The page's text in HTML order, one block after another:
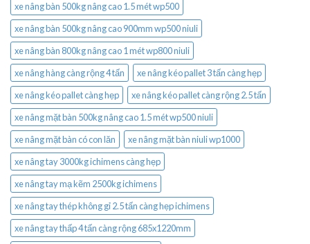
xe nâng bàn 500kg nâng cao 1.5 mét wp500
xe nâng bàn 500kg nâng cao 900mm wp500 niuli
xe nâng bàn 800kg nâng cao 1 mét wp800 niuli
xe nâng hàng càng rộng 4 tấn
xe nâng kéo pallet 3 tấn càng hẹp
xe nâng kéo pallet càng hẹp
xe nâng kéo pallet càng rộng 2.5 tấn
xe nâng mặt bàn 500kg nâng cao 1.5 mét wp500 niuli
xe nâng mặt bàn có con lăn
xe nâng mặt bàn niuli wp1000
xe nâng tay 3000kg ichimens càng hẹp
xe nâng tay mạ kẽm 2500kg ichimens
xe nâng tay thép không gỉ 2.5 tấn càng hẹp ichimens
xe nâng tay thấp 4 tấn càng rộng 685x1220mm